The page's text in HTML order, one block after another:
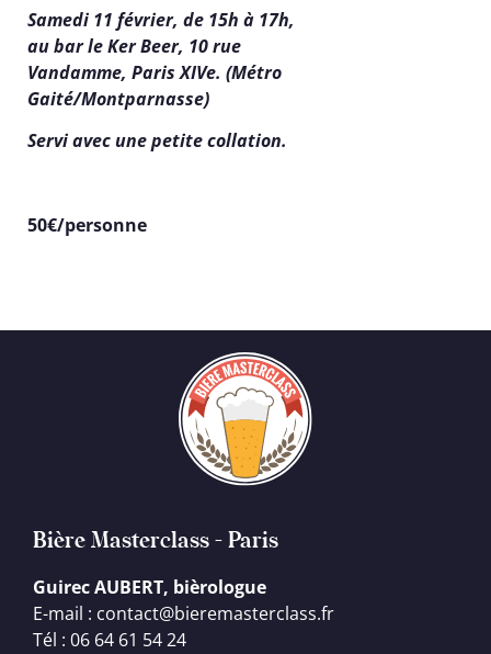
Samedi 11 février, de 15h à 17h,
au bar le Ker Beer, 10 rue
Vandamme, Paris XIVe. (Métro
Gaité/Montparnasse)
Servi avec une petite collation.
50€/personne
Bière Masterclass - Paris
Guirec AUBERT, bièrologue
E-mail : contact@bieremasterclass.fr
Tél : 06 64 61 54 24